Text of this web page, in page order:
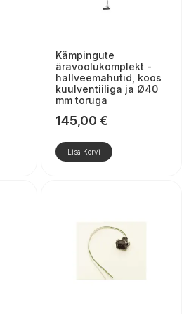
Kämpingute
äravoolukomplekt -
hallveemahutid, koos
kuulventiiliga ja Ø40
mm toruga
145,00 €
Lisa Korvi